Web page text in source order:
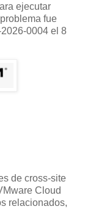
ejecutar
fue
0004 el 8
de cross-site
Cloud
relacionados,